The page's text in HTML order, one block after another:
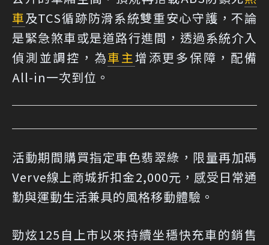
車及TCS循跡防滑系統雙重安心守護，不論
是緊急煞車或是道路行進間，透過系統介入
偵測並調控，為車主增添更多保障，配備
All-in一次到位。
活動期間購買指定車色翡翠綠，限量再加碼
Verve線上商城折扣金2,000元，感受日常通
勤與運動生活兼具的風格移動體驗。
勁炫125自上市以來持續坐穩快充車的銷售